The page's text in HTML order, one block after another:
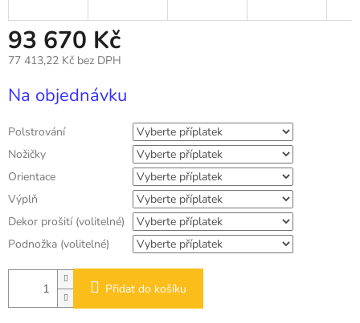
93 670 Kč
77 413,22 Kč bez DPH
cena:
Na objednávku
Polstrování
Nožičky
Orientace
Výplň
Dekor prošití (volitelné)
Podnožka (volitelné)
Přidat do košíku